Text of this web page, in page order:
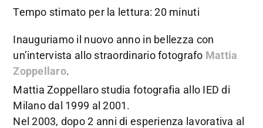
Tempo stimato per la lettura: 20 minuti
Inauguriamo il nuovo anno in bellezza con
un’intervista allo straordinario fotografo Mattia
Zoppellaro.
Mattia Zoppellaro studia fotografia allo IED di
Milano dal 1999 al 2001.
Nel 2003, dopo 2 anni di esperienza lavorativa al